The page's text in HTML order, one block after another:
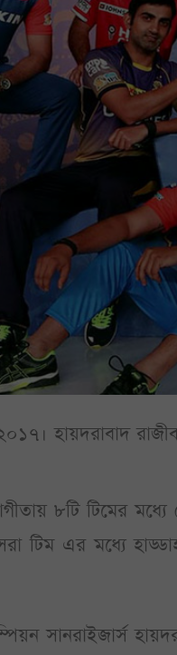
হায়দরাবাদ রাজীব
৮টি টিমের
টিম এর মধ্যে
সানরাইজার্স